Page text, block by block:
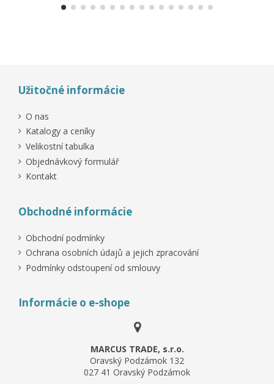
Užitočné informácie
O nas
Katalogy a ceníky
Velikostní tabulka
Objednávkový formulář
Kontakt
Obchodné informácie
Obchodní podmínky
Ochrana osobních údajů a jejich zpracování
Podmínky odstoupení od smlouvy
Informácie o e-shope
MARCUS TRADE, s.r.o.
Oravský Podzámok 132
027 41 Oravský Podzámok